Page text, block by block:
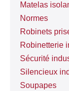
Matelas
Normes
Robinets
Robinetterie
Sécurité
Silencieux
Soupapes